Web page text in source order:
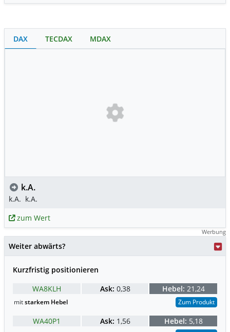
DAX TECDAX MDAX
k.A.
k.A. k.A.
zum Wert
Werbung
Weiter abwärts?
Kurzfristig positionieren
WA8KLH
Ask: 0,38 Hebel: 21,24
mitstarkem Hebel Zum Produkt
WA40P1 Ask: 1,56 Hebel: 5,18